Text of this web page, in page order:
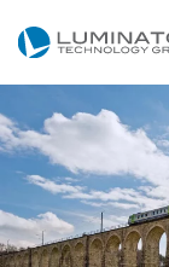
Przejdź do